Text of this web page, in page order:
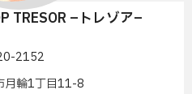
TRESOR –トレゾア–
2152
月輪1丁目11-8